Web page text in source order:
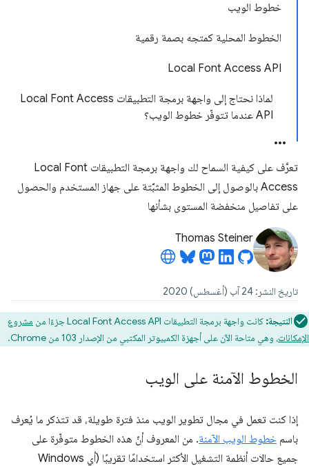
خطوط الويب
الخطوط المحلية كمتجه بصمة رقمية
‫Local Font Access API
لماذا نحتاج إلى واجهة برمجة التطبيقات Local Font Access
API عندما تتوفّر خطوط الويب؟
تعرَّف على كيفية السماح لك واجهة برمجة التطبيقات Local Font
Access بالوصول إلى الخطوط المثبَّتة على جهاز المستخدم والحصول
على تفاصيل منخفضة المستوى بشأنها
Thomas Steiner
تاريخ النشر: 24 آب (أغسطس) 2020
النتيجة: كانت واجهة برمجة التطبيقات Local Font Access API جزءًا من
مشروع
الإمكانات، وهي متاحة الآن على أجهزة الكمبيوتر المكتبي من الإصدار 103 من Chrome.
الخطوط الآمنة على الويب
إذا كنت تعمل في مجال تطوير الويب منذ فترة طويلة، قد تتذكر ما يُعرف
باسم خطوط الويب الآمنة. من المعروف أنّ هذه الخطوط متوفّرة على
جميع حالات أنظمة التشغيل الأكثر استخدامًا تقريبًا (أي Windows